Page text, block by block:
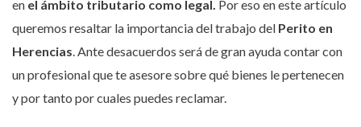
en el ámbito tributario como legal. Por eso en este artículo
queremos resaltar la importancia del trabajo del Perito en
Herencias. Ante desacuerdos será de gran ayuda contar con
un profesional que te asesore sobre qué bienes le pertenecen
y por tanto por cuales puedes reclamar.